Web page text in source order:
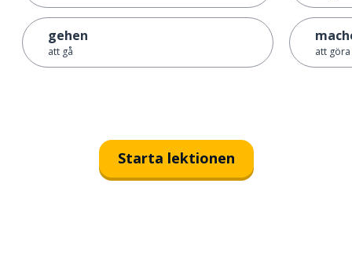
gehen
att gå att göra
Starta lektionen